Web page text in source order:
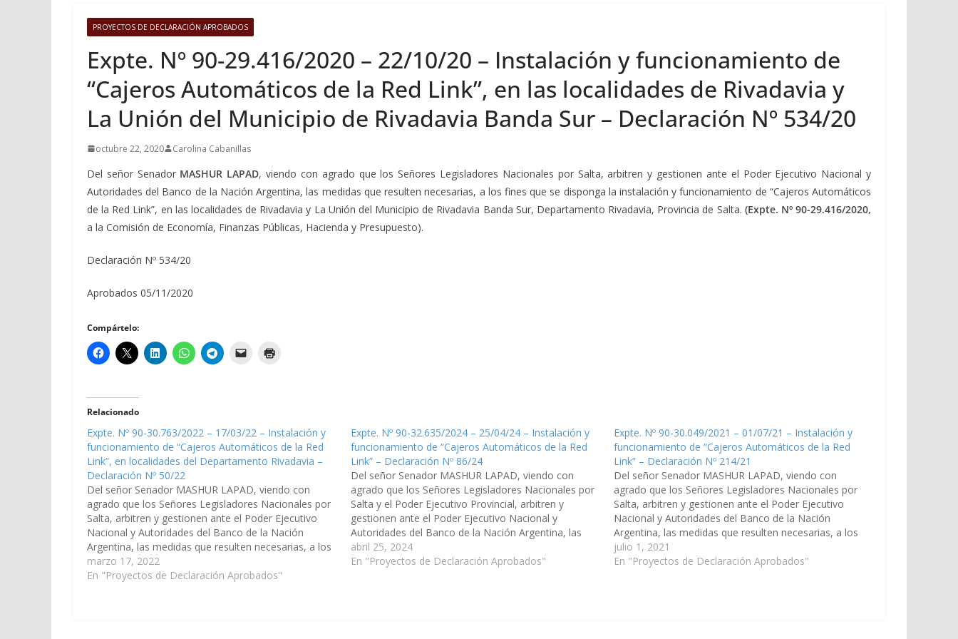
PROYECTOS DE DECLARACIÓN APROBADOS
Expte. Nº 90-29.416/2020 – 22/10/20 – Instalación y funcionamiento de
“Cajeros Automáticos de la Red Link”, en las localidades de Rivadavia y
La Unión del Municipio de Rivadavia Banda Sur – Declaración Nº 534/20
octubre 22, 2020 Carolina Cabanillas
Del señor SenadorMASHUR LAPAD, viendo con agrado que los Señores Legisladores Nacionales por Salta, arbitren y gestionen ante el Poder Ejecutivo Nacional y
Autoridades del Banco de la Nación Argentina, las medidas que resulten necesarias, a los fines que se disponga la instalación y funcionamiento de “Cajeros Automáticos
de la Red Link”, en las localidades de Rivadavia y La Unión del Municipio de Rivadavia Banda Sur, Departamento Rivadavia, Provincia de Salta. (Expte. Nº 90-29.416/2020,
a la Comisión de Economía, Finanzas Públicas, Hacienda y Presupuesto).
Declaración Nº 534/20
Aprobados 05/11/2020
Compártelo:
Relacionado
Expte. Nº 90-30.763/2022 – 17/03/22 – Instalación y
funcionamiento de “Cajeros Automáticos de la Red
Link”, en localidades del Departamento Rivadavia –
Declaración Nº 50/22
Del señor Senador MASHUR LAPAD, viendo con
agrado que los Señores Legisladores Nacionales por
Salta, arbitren y gestionen ante el Poder Ejecutivo
Nacional y Autoridades del Banco de la Nación
Argentina, las medidas que resulten necesarias, a los
fines que se disponga la instalación y funcionamiento
de “Cajeros Automáticos de la Red…
marzo 17, 2022
En "Proyectos de Declaración Aprobados"
Expte. Nº 90-32.635/2024 – 25/04/24 – Instalación y
funcionamiento de “Cajeros Automáticos de la Red
Link” – Declaración Nº 86/24
Del señor Senador MASHUR LAPAD, viendo con
agrado que los Señores Legisladores Nacionales por
Salta y el Poder Ejecutivo Provincial, arbitren y
gestionen ante el Poder Ejecutivo Nacional y
Autoridades del Banco de la Nación Argentina, las
medidas que resulten necesarias, a los fines que se
disponga la instalación y funcionamiento de…
abril 25, 2024
En "Proyectos de Declaración Aprobados"
Expte. Nº 90-30.049/2021 – 01/07/21 – Instalación y
funcionamiento de “Cajeros Automáticos de la Red
Link” – Declaración Nº 214/21
Del señor Senador MASHUR LAPAD, viendo con
agrado que los Señores Legisladores Nacionales por
Salta, arbitren y gestionen ante el Poder Ejecutivo
Nacional y Autoridades del Banco de la Nación
Argentina, las medidas que resulten necesarias, a los
fines que se disponga la instalación y funcionamiento
de “Cajeros Automáticos de la Red…
julio 1, 2021
En "Proyectos de Declaración Aprobados"